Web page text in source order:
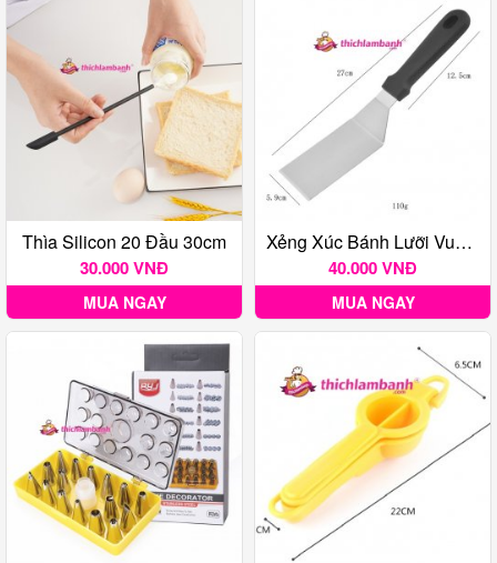
Thìa Silicon 20 Đầu 30cm
30.000 VNĐ
MUA NGAY
Xẻng Xúc Bánh Lưỡi Vuông Nhỏ
40.000 VNĐ
MUA NGAY